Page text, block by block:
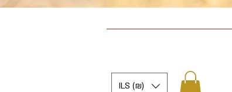
ILS (₪)